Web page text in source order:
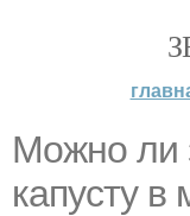
Можно ли
капусту в